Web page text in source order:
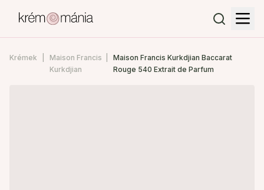
Krémek
Maison Francis
Kurkdjian
Maison Francis Kurkdjian Baccarat
Rouge 540 Extrait de Parfum